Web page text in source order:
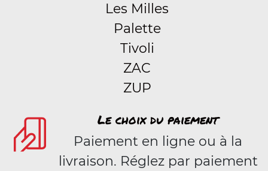
Les Milles
Palette
Tivoli
ZAC
ZUP
Le choix du paiement
Paiement en ligne ou à la
livraison. Réglez par paiement